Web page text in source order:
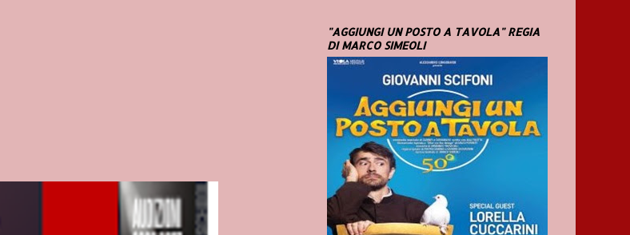
"AGGIUNGI UN POSTO A TAVOLA" REGIA
DI MARCO SIMEOLI